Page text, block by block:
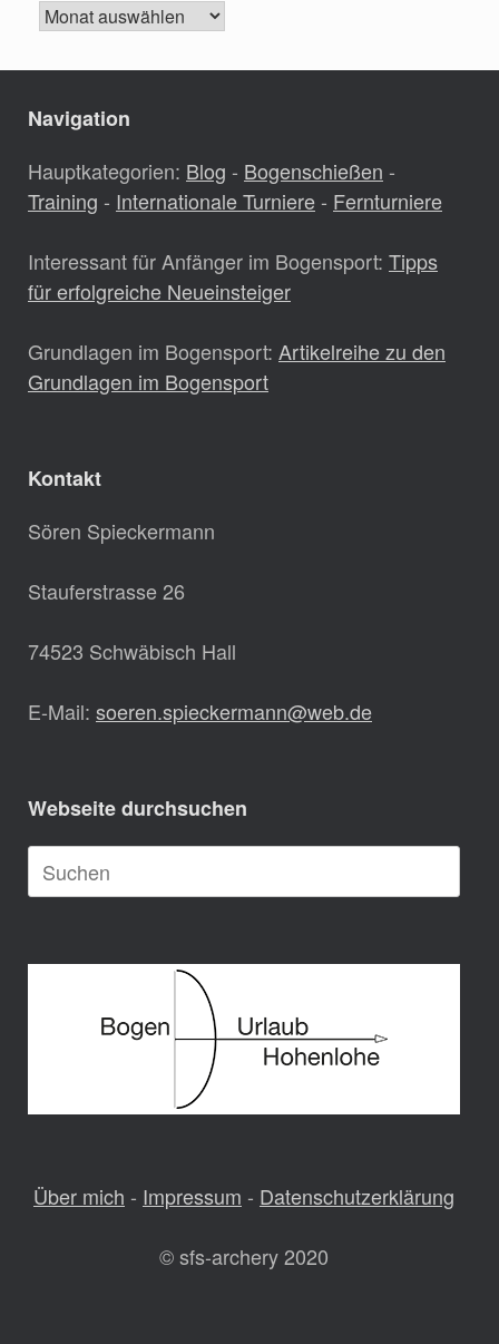
Beitragsarchiv
Navigation
Hauptkategorien: Blog - Bogenschießen -
Training - Internationale Turniere - Fernturniere
Interessant für Anfänger im Bogensport: Tipps
für erfolgreiche Neueinsteiger
Grundlagen im Bogensport: Artikelreihe zu den
Grundlagen im Bogensport
Kontakt
Sören Spieckermann
Stauferstrasse 26
74523 Schwäbisch Hall
E-Mail: soeren.spieckermann@web.de
Webseite durchsuchen
Suche
nach:
Über mich - Impressum - Datenschutzerklärung
© sfs-archery 2020